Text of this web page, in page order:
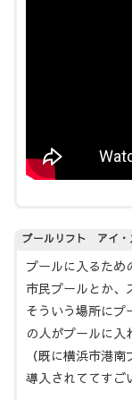
プールリフト アイ・
プールに入るため
市民プールとか、
そういう場所にプ
の人がプールに入
（既に横浜市港
導入されててすご